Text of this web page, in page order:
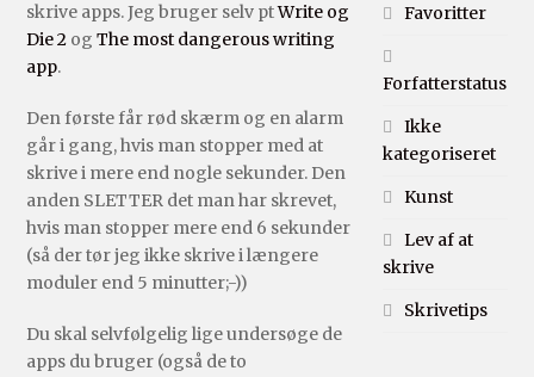
skrive apps. Jeg bruger selv ptWrite og
Die 2 ogThe most dangerous writing
app.
Den første får rød skærm og en alarm
går i gang, hvis man stopper med at
skrive i mere end nogle sekunder. Den
anden SLETTER det man har skrevet,
hvis man stopper mere end 6 sekunder
(så der tør jeg ikke skrive i længere
moduler end 5 minutter;-))
Du skal selvfølgelig lige undersøge de
apps du bruger (også de to
Favoritter
Forfatterstatus
Ikke
kategoriseret
Kunst
Lev af at
skrive
Skrivetips